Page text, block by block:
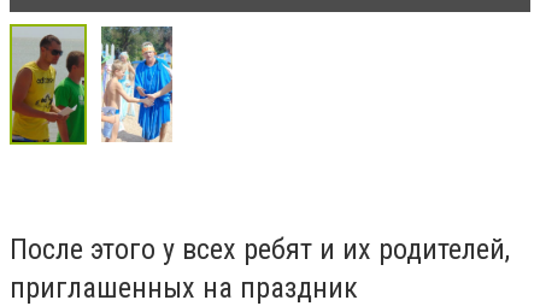
После этого у всех ребят и их родителей,
приглашенных на праздник